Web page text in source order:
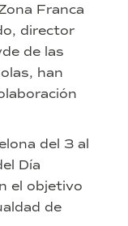
Franca
director
de las
han
del 3 al
Día
el objetivo
de